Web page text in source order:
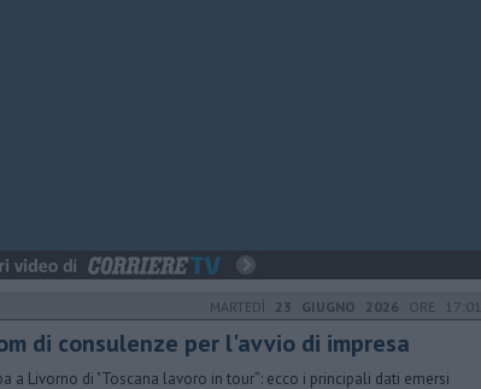
MARTEDÌ 23 GIUGNO 2026 ORE 17:01
di consulenze per l'avvio di impresa
a Livorno di "Toscana lavoro in tour”: ecco i principali dati emersi